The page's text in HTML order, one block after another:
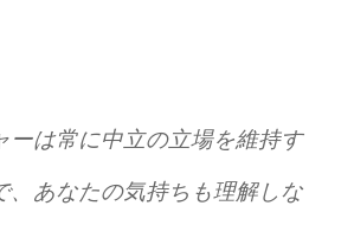
ーは常に中立の立場を維持す
、あなたの気持ちも理解しな